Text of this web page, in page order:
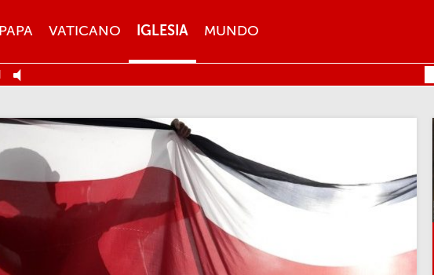
MENU
PAPA VATICANO IGLESIA MUNDO